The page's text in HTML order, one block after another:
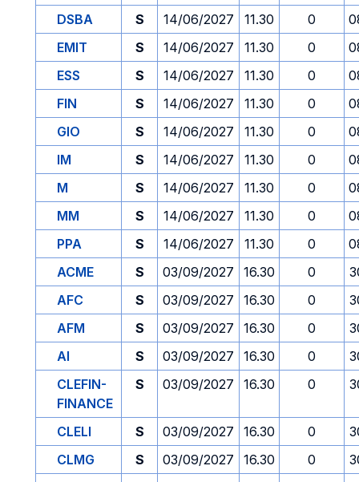
DSBA
S 14/06/2027 11.30 0
EMIT
S 14/06/2027 11.30 0
ESS
S 14/06/2027 11.30 0
FIN
S 14/06/2027 11.30 0
GIO
S 14/06/2027 11.30 0
IM
S 14/06/2027 11.30 0
M
S 14/06/2027 11.30 0
MM
S 14/06/2027 11.30 0
PPA
S 14/06/2027 11.30 0
ACME
S 03/09/2027 16.30 0
AFC
S 03/09/2027 16.30 0
AFM
S 03/09/2027 16.30 0
AI
S 03/09/2027 16.30 0
CLEFIN-
FINANCE
S 03/09/2027 16.30 0
CLELI S 03/09/2027 16.30 0
CLMG
S 03/09/2027 16.30 0